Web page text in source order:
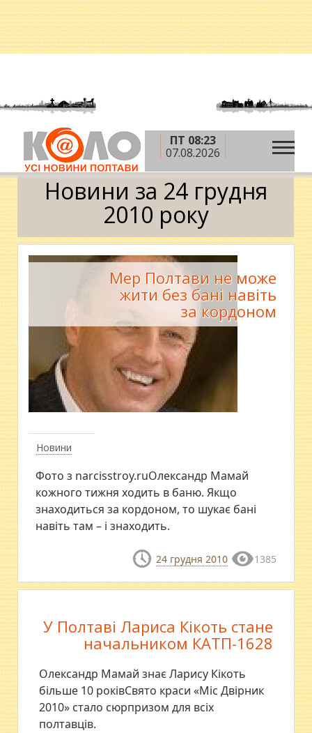
ПТ 08:23
07.08.2026
Головна » 2010 рік » грудень »24 грудня
Календар
Новини за 24 грудня
2010 року
Новини
Мер Полтави не може
жити без бані навіть
за кордоном
Фото з narcisstroy.ruОлександр Мамай
кожного тижня ходить в баню. Якщо
знаходиться за кордоном, то шукає бані
навіть там – і знаходить.
24 грудня 2010 1385
У Полтаві Лариса Кікоть стане
начальником КАТП-1628
Олександр Мамай знає Ларису Кікоть
більше 10 роківСвято краси «Міс Двірник
2010» стало сюрпризом для всіх
полтавців.